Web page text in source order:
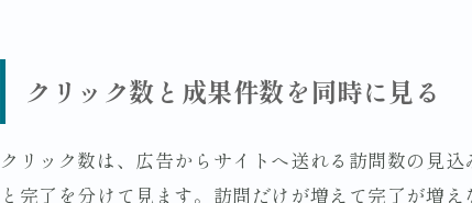
クリック数と成果件数を同時に見る
クリック数は、広告からサイトへ送れる訪問数の見
と完了を分けて見ます。訪問だけが増えて完了が増